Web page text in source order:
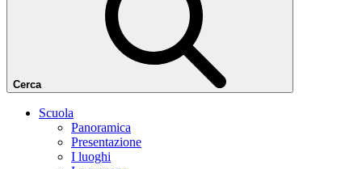
Cerca
Scuola
Panoramica
Presentazione
I luoghi